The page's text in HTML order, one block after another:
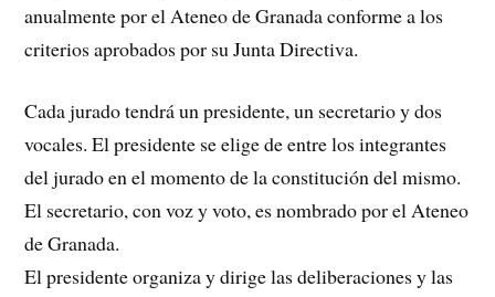
anualmente por el Ateneo de Granada conforme a los
criterios aprobados por su Junta Directiva.
Cada jurado tendrá un presidente, un secretario y dos
vocales. El presidente se elige de entre los integrantes
del jurado en el momento de la constitución del mismo.
El secretario, con voz y voto, es nombrado por el Ateneo
de Granada.
El presidente organiza y dirige las deliberaciones y las